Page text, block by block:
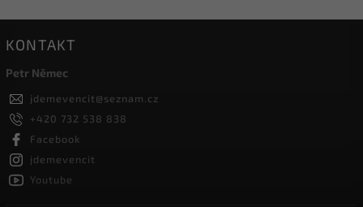
KONTAKT
Petr Němec
jdemevencit@seznam.cz
+420 732 538 838
Facebook
jdemevencit
Youtube